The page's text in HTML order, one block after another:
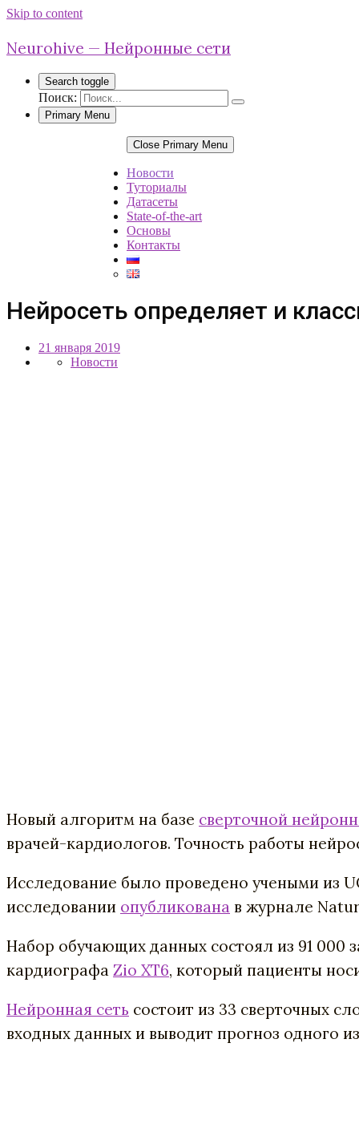
Skip to content
Neurohive — Нейронные сети
Search toggle
Поиск:
Primary Menu
Close Primary Menu
Новости
Туториалы
Датасеты
State-of-the-art
Основы
Контакты
Нейросеть определяет и
21 января 2019
Новости
Новый алгоритм на базе сверточной
врачей-кардиологов. Точность работы
Исследование было проведено учеными из
исследовании опубликована в журнале
Набор обучающих данных состоял из 91 000
кардиографа Zio XT6, который пациенты
Нейронная сеть состоит из 33 сверточных
входных данных и выводит прогноз одного